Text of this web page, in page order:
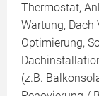
Thermostat,
Wartung,
Optimierung,
(z.B.